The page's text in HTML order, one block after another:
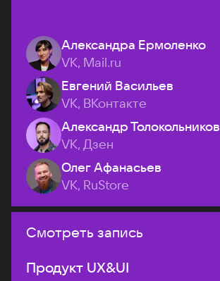
Александра Ермоленко
VK, Mail.ru
Евгений Васильев
VK, ВКонтакте
Александр Толокольников
VK, Дзен
Олег Афанасьев
VK, RuStore
Смотреть запись
Продукт UX&UI